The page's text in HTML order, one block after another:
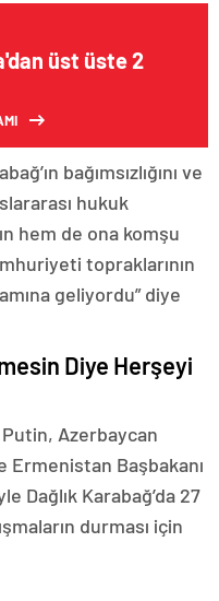
üst üste 2
bağımsızlığını ve
hukuk
hem de ona komşu
topraklarının
geliyordu” diye
Diye Herşeyi
Azerbaycan
Ermenistan Başbakanı
Dağlık Karabağ’da 27
durması için